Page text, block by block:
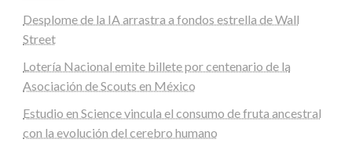
Desplome de la IA arrastra a fondos estrella de Wall
Street
Lotería Nacional emite billete por centenario de la
Asociación de Scouts en México
Estudio en Science vincula el consumo de fruta ancestral
con la evolución del cerebro humano